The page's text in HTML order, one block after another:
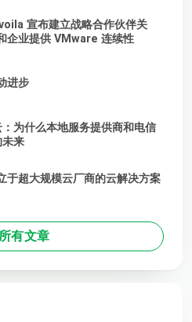
宣布建立战略合作伙伴关
企业提供 VMware 连续性
进步
为什么本地服务提供商和电信
来
于超大规模云厂商的云解决方案
所有文章